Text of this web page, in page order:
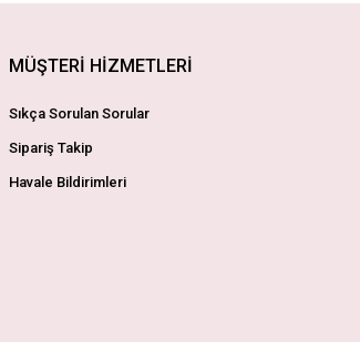
MÜŞTERİ HİZMETLERİ
Sıkça Sorulan Sorular
Sipariş Takip
Havale Bildirimleri